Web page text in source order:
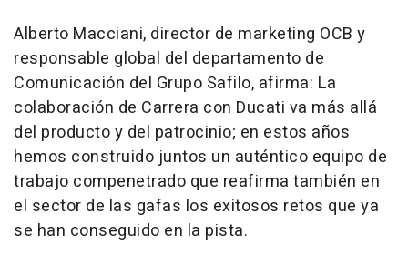
Alberto Macciani, director de marketing OCB y
responsable global del departamento de
Comunicación del Grupo Safilo, afirma: La
colaboración de Carrera con Ducati va más allá
del producto y del patrocinio; en estos años
hemos construido juntos un auténtico equipo de
trabajo compenetrado que reafirma también en
el sector de las gafas los exitosos retos que ya
se han conseguido en la pista.